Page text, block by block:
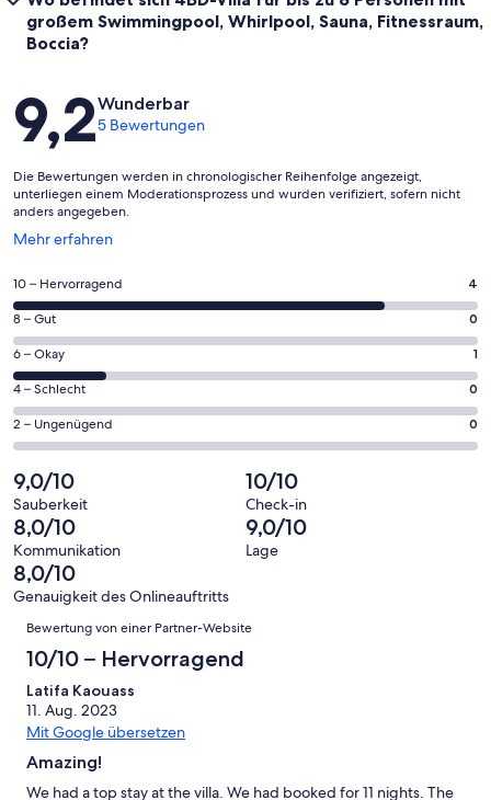
großem Swimmingpool, Whirlpool, Sauna, Fitnessraum,
Boccia?
Bewertungen
9,2Wunderbar
5 Bewertungen
Die Bewertungen werden in chronologischer Reihenfolge angezeigt,
unterliegen einem Moderationsprozess und wurden verifiziert, sofern nicht
anders angegeben.
Mehr erfahren
Wird
einem
Fenster
geöffnet
4
von
insgesamt
5
Gästebewertungen
haben
eine
Bewertung
von
10
-
Hervorragend
10 – Hervorragend 4
0
von
insgesamt
5
Gästebewertungen
haben
eine
Bewertung
von
8
-
Gut
8 – Gut 0
1
von
insgesamt
5
Gästebewertungen
haben
eine
Bewertung
von
6
-
Okay
6 – Okay 1
0
von
insgesamt
Gästebewertungen
haben
eine
Bewertung
von
4
4 – Schlecht 0
0
von
insgesamt
5
Gästebewertungen
haben
eine
Bewertung
von
2 – Ungenügend 0
9,0/10
Sauberkeit
10/10
Check-in
8,0/10
Kommunikation
9,0/10
Lage
8,0/10
Genauigkeit des Onlineauftritts
Bewertungen
Bewertung von einer Partner-Website
10/10 – Hervorragend
Latifa Kaouass
11. Aug. 2023
Mit Google übersetzen
Amazing!
We had a top stay at the villa. We had booked for 11 nights. The